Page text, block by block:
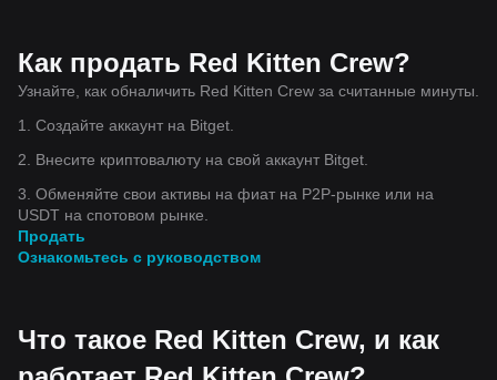
Как продать Red Kitten Crew?
Узнайте, как обналичить Red Kitten Crew за считанные минуты.
1. Создайте аккаунт на Bitget.
2. Внесите криптовалюту на свой аккаунт Bitget.
3. Обменяйте свои активы на фиат на P2P-рынке или на
USDT на спотовом рынке.
Продать
Ознакомьтесь с руководством
Что такое Red Kitten Crew, и как